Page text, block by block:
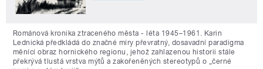
Románová kronika ztraceného města - léta 1945–1961. Karin
Lednická předkládá do značné míry převratný, dosavadní paradigma
měnící obraz hornického regionu, jehož zahlazenou historii stále
překrývá tlustá vrstva mýtů a zakořeněných stereotypů o „černé